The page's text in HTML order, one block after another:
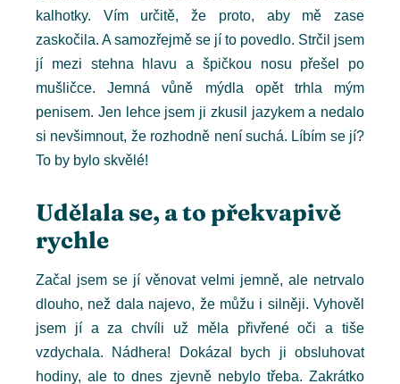
kalhotky. Vím určitě, že proto, aby mě zase
zaskočila. A samozřejmě se jí to povedlo. Strčil jsem
jí mezi stehna hlavu a špičkou nosu přešel po
mušličce. Jemná vůně mýdla opět trhla mým
penisem. Jen lehce jsem ji zkusil jazykem a nedalo
si nevšimnout, že rozhodně není suchá. Líbím se jí?
To by bylo skvělé!
Udělala se, a to překvapivě
rychle
Začal jsem se jí věnovat velmi jemně, ale netrvalo
dlouho, než dala najevo, že můžu i silněji. Vyhověl
jsem jí a za chvíli už měla přivřené oči a tiše
vzdychala. Nádhera! Dokázal bych ji obsluhovat
hodiny, ale to dnes zjevně nebylo třeba. Zakrátko